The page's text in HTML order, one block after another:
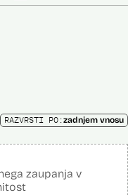
RAZVRSTI PO:zadnjem vnosu
zaupanja v